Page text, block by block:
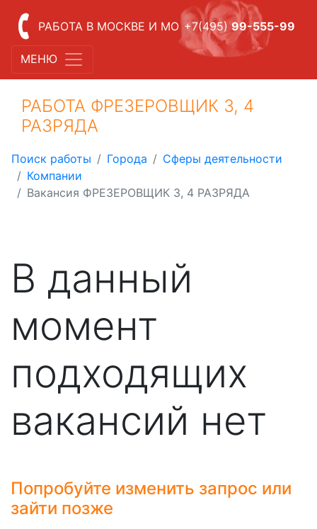
РАБОТА В МОСКВЕ И МО +7(495) 99-555-99
МЕНЮ
РАБОТА ФРЕЗЕРОВЩИК 3, 4
РАЗРЯДА
Поиск работы Города
Сферы деятельности
Компании
Вакансия ФРЕЗЕРОВЩИК 3, 4 РАЗРЯДА
В данный
момент
подходящих
вакансий нет
Попробуйте изменить запрос или
зайти позже